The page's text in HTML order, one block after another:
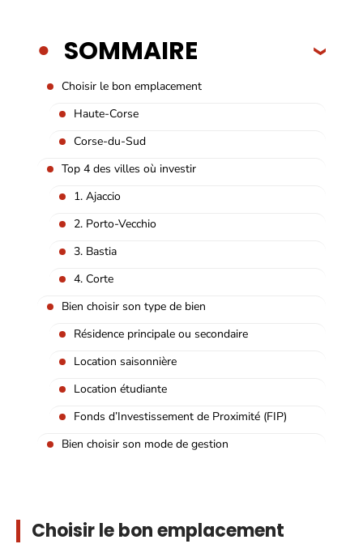
SOMMAIRE
Choisir le bon emplacement
Haute-Corse
Corse-du-Sud
Top 4 des villes où investir
1. Ajaccio
2. Porto-Vecchio
3. Bastia
4. Corte
Bien choisir son type de bien
Résidence principale ou secondaire
Location saisonnière
Location étudiante
Fonds d’Investissement de Proximité (FIP)
Bien choisir son mode de gestion
Choisir le bon emplacement